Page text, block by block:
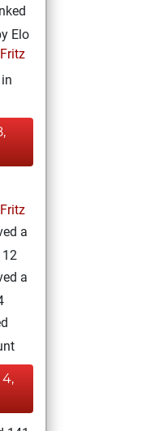
Elo
Fritz
Fritz
a
12
a